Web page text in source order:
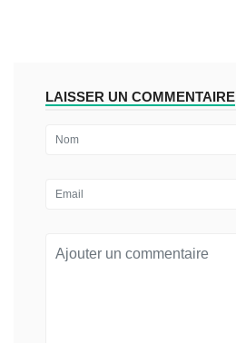
LAISSER UN COMMENTAIRE